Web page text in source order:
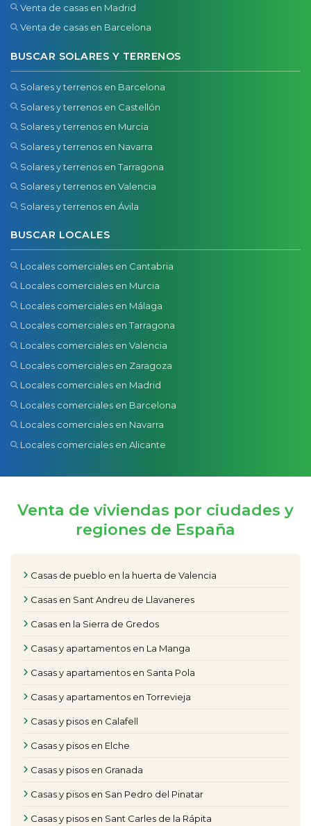
Venta de casas en Madrid
Venta de casas en Barcelona
BUSCAR SOLARES Y TERRENOS
Solares y terrenos en Barcelona
Solares y terrenos en Castellón
Solares y terrenos en Murcia
Solares y terrenos en Navarra
Solares y terrenos en Tarragona
Solares y terrenos en Valencia
Solares y terrenos en Ávila
BUSCAR LOCALES
Locales comerciales en Cantabria
Locales comerciales en Murcia
Locales comerciales en Málaga
Locales comerciales en Tarragona
Locales comerciales en Valencia
Locales comerciales en Zaragoza
Locales comerciales en Madrid
Locales comerciales en Barcelona
Locales comerciales en Navarra
Locales comerciales en Alicante
Venta de viviendas por ciudades y
regiones de España
Casas de pueblo en la huerta de Valencia
Casas en Sant Andreu de Llavaneres
Casas en la Sierra de Gredos
Casas y apartamentos en La Manga
Casas y apartamentos en Santa Pola
Casas y apartamentos en Torrevieja
Casas y pisos en Calafell
Casas y pisos en Elche
Casas y pisos en Granada
Casas y pisos en San Pedro del Pinatar
Casas y pisos en Sant Carles de la Rápita